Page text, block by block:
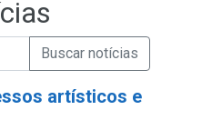
de Notícias
Enviar a Busca de Notícias
artísticos e